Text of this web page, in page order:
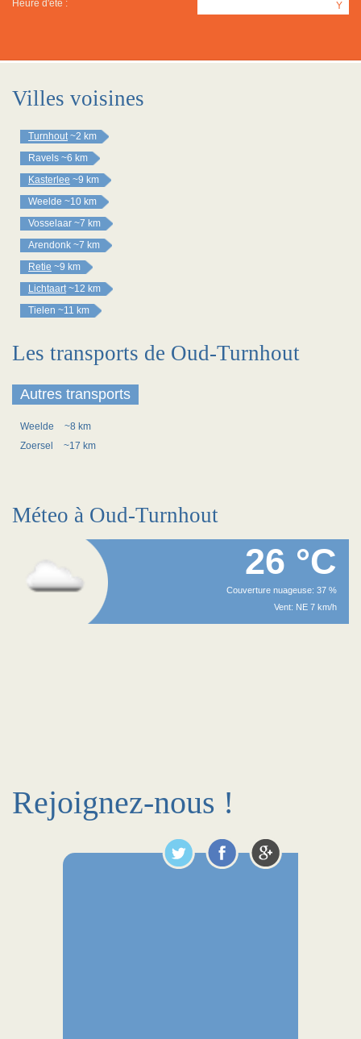
Heure d'été : Y
Villes voisines
Turnhout ~2 km
Ravels ~6 km
Kasterlee ~9 km
Weelde ~10 km
Vosselaar ~7 km
Arendonk ~7 km
Retie ~9 km
Lichtaart ~12 km
Tielen ~11 km
Les transports de Oud-Turnhout
Autres transports
Weelde
~8 km
Zoersel
~17 km
Méteo à Oud-Turnhout
26 °C
Couverture nuageuse: 37 %
Vent: NE 7 km/h
Rejoignez-nous !